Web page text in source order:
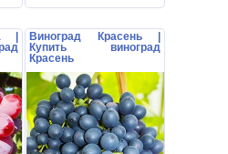
|
Виноград Красень |
Купить виноград
Красень